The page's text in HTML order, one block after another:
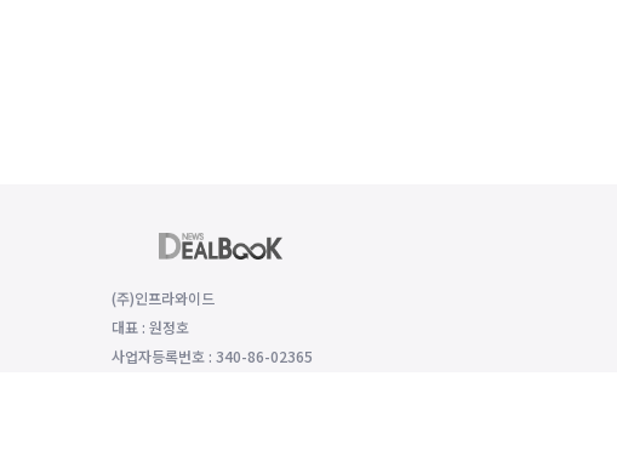
(주)인프라와이드
대표 : 원정호
사업자등록번호 : 340-86-02365